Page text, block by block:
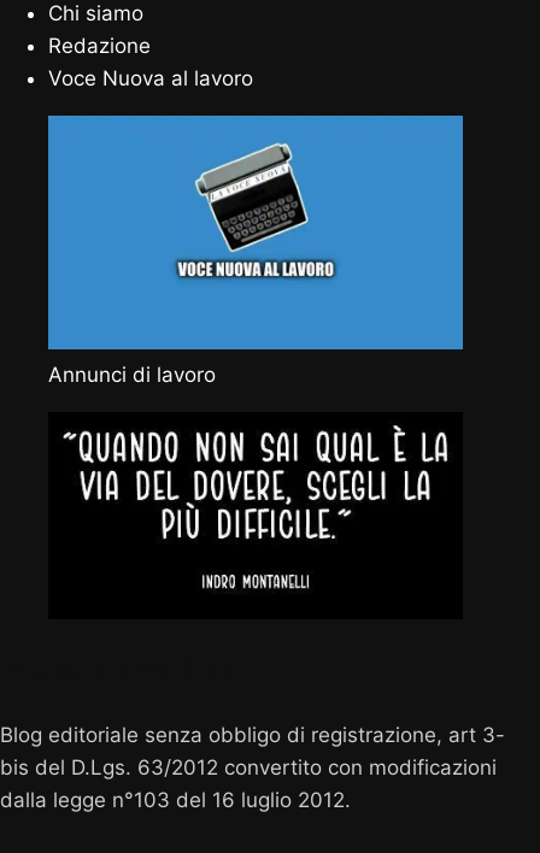
Chi siamo
Redazione
Voce Nuova al lavoro
Annunci di lavoro
Blog editoriale senza obbligo di registrazione, art 3-
bis del D.Lgs. 63/2012 convertito con modificazioni
dalla legge n°103 del 16 luglio 2012.